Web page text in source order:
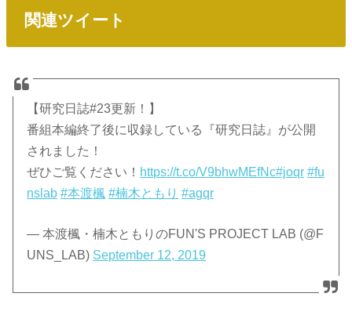
関連ツイート
【研究日誌#23更新！】
番組本編終了後に収録している『研究日誌』が公開
されました！
ぜひご覧ください！ https://t.co/V9bhwMEfNc#joqr #fu
nslab #本渡楓 #楠木ともり #agqr
— 本渡楓・楠木ともりのFUN'S PROJECT LAB (@F
UNS_LAB) September 12, 2019